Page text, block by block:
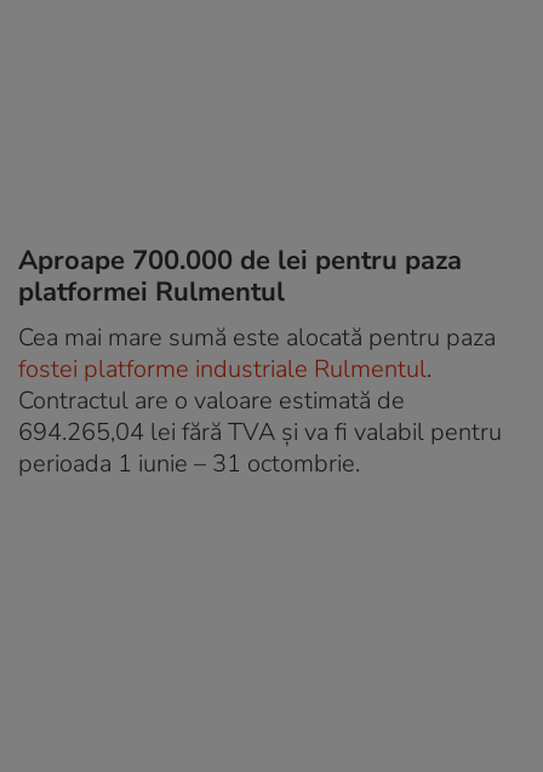
Aproape 700.000 de lei pentru paza
platformei Rulmentul
Cea mai mare sumă este alocată pentru paza
fostei platforme industriale Rulmentul.
Contractul are o valoare estimată de
694.265,04 lei fără TVA și va fi valabil pentru
perioada 1 iunie – 31 octombrie.